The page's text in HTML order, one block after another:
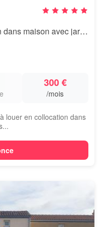
Chambre à louer en collocation dans maison avec jardin
300 €
/mois
louer en collocation dans